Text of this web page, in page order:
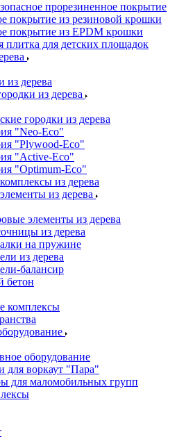
прорезиненное покрытие
покрытие из резиновой крошки
покрытие из EPDM крошки
плитка для детских площадок
из дерева
из дерева
городки из дерева
"Neo-Eco"
"Plywood-Eco"
"Active-Eco"
"Оptimum-Еco"
из дерева
из дерева
элементы из дерева
из дерева
на пружине
из дерева
балансир
бетон
комплексы
оборудование
для воркаут "Пара"
для маломобильных групп